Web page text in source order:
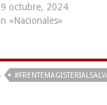
octubre, 2024
«Nacionales»